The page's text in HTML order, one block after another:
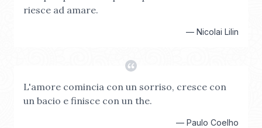
riesce ad amare.
— Nicolai Lilin
L'amore comincia con un sorriso, cresce con
un bacio e finisce con un the.
— Paulo Coelho